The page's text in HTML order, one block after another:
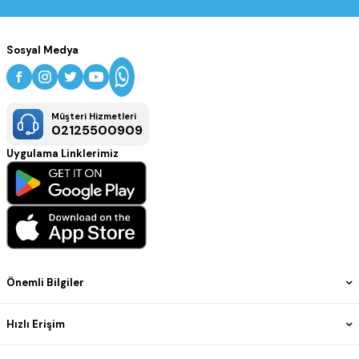
Önemli Bilgiler
Hızlı Erişim
Sosyal Medya
Müşteri Hizmetleri
02125500909
Uygulama Linklerimiz